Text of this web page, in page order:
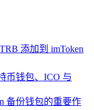
添加到 imToken
币钱包、ICO 与
备份钱包的重要作